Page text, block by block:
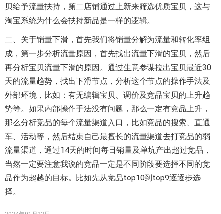
贝给予流量扶持，第二店铺通过上新来筛选优质宝贝，这与
淘宝系统为什么会扶持新品是一样的逻辑。
二、关于销量下滑，首先我们将销量分解为流量和转化率组
成，第一步分析流量原因，首先找出流量下滑的宝贝，然后
再分析宝贝流量下滑的原因。通过生意参谋拉出宝贝最近30
天的流量趋势，找出下滑节点，分析这个节点的操作手法及
外部环境，比如：有无编辑宝贝、调价及竞品宝贝的上升趋
势等。如果内部操作手法没有问题，那么一定有竞品上升，
那么分析竞品的每个流量渠道入口，比如竞品的搜索、直通
车、活动等，然后结束自己最擅长的流量渠道去打竞品的弱
流量渠道，通过14天的时间每日销量及单坑产出超过竞品，
当然一定要注意我说的竞品一定是不同阶段要选择不同的竞
品作为超越的目标。比如先从竞品top10到top9逐逐步选
择。